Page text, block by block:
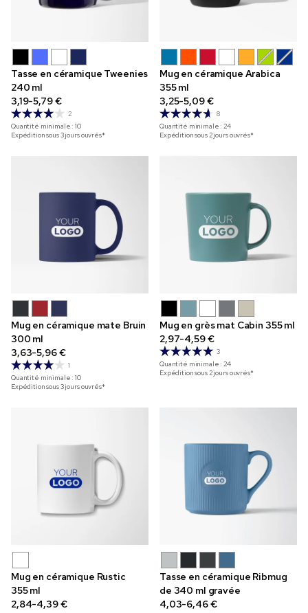
Tasse en céramique Tweenies
240 ml
3,19-5,79 €
2
Quantité minimale :10
Expédition sous 3 jours ouvrés*
Mug en céramique Arabica
355 ml
3,25-5,09 €
8
Quantité minimale :24
Expédition sous 2 jours ouvrés*
Mug en céramique mate Bruin
300 ml
3,63-5,96 €
1
Quantité minimale :10
Expédition sous 3 jours ouvrés*
Mug en grès mat Cabin 355 ml
2,97-4,59 €
3
Quantité minimale :24
Expédition sous 2 jours ouvrés*
Mug en céramique Rustic
355 ml
2,84-4,39 €
Tasse en céramique Ribmug
de 340 ml gravée
4,03-6,46 €